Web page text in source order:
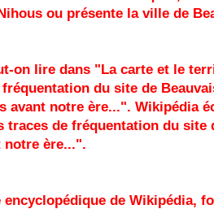
ou présente la ville de
on lire dans "La carte et le
du site de
avant notre ère...". Wikipédia
traces de fréquentation du site
notre ère...".
de Wikipédia,